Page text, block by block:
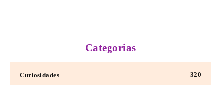
Categorias
Curiosidades 320